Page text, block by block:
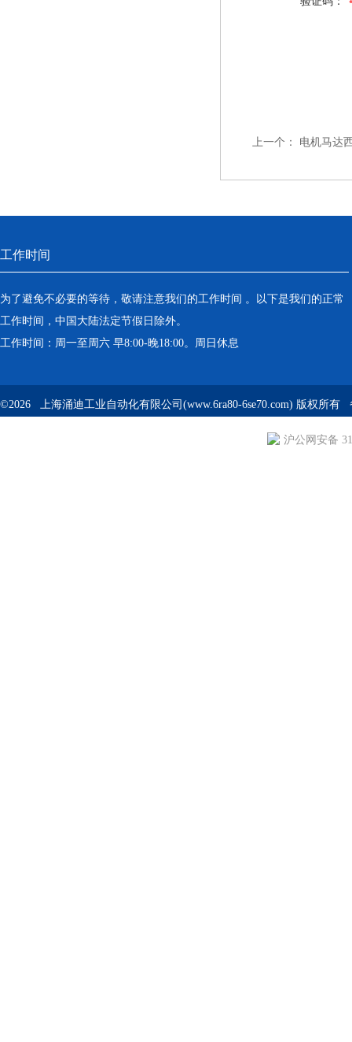
上一个： 电机马达
工作时间
为了避免不必要的等待，敬请注意我们的工作时间 。以下是我们的正常
工作时间，中国大陆法定节假日除外。
工作时间：周一至周六 早8:00-晚18:00。周日休息
©2026 上海涌迪工业自动化有限公司(www.6ra80-6se70.com) 版权所有
沪公网安备